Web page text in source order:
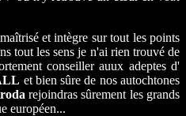
et intègre sur tout les points
tout les sens je n'ai rien trouvé de
conseiller auux adeptes d'
et bien sûre de nos autochtones
rejoindras sûrement les grands
européen...